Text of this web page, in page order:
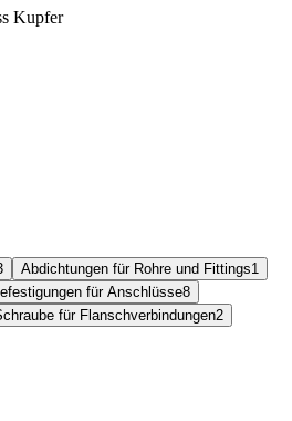
Kupfer
Abdichtungen für Rohre und Fittings1
für Anschlüsse8
für Flanschverbindungen2